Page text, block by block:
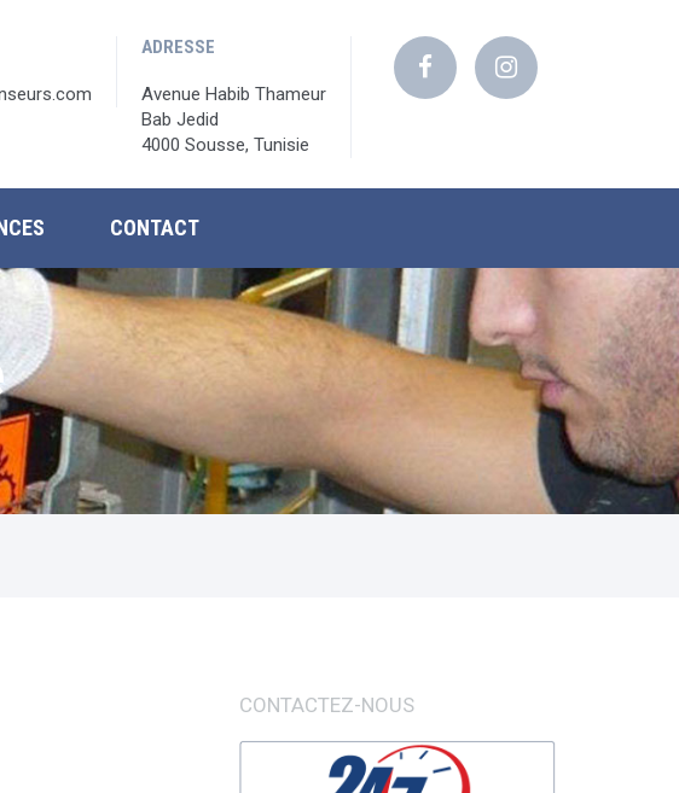
ADRESSE
Avenue Habib Thameur
Bab Jedid
4000 Sousse, Tunisie
CONTACT
CONTACTEZ-NOUS